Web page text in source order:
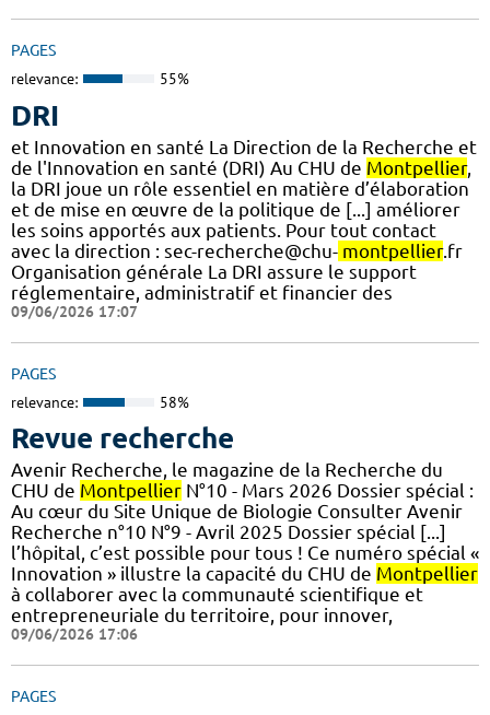
PAGES
relevance: 55%
DRI
et Innovation en santé La Direction de la Recherche et
de l'Innovation en santé (DRI) Au CHU de Montpellier,
la DRI joue un rôle essentiel en matière d’élaboration
et de mise en œuvre de la politique de [...] améliorer
les soins apportés aux patients. Pour tout contact
avec la direction : sec-recherche@chu- montpellier.fr
Organisation générale La DRI assure le support
réglementaire, administratif et financier des
09/06/2026 17:07
PAGES
relevance: 58%
Revue recherche
Avenir Recherche, le magazine de la Recherche du
CHU de Montpellier N°10 - Mars 2026 Dossier spécial :
Au cœur du Site Unique de Biologie Consulter Avenir
Recherche n°10 N°9 - Avril 2025 Dossier spécial [...]
l’hôpital, c’est possible pour tous ! Ce numéro spécial «
Innovation » illustre la capacité du CHU de Montpellier
à collaborer avec la communauté scientifique et
entrepreneuriale du territoire, pour innover,
09/06/2026 17:06
PAGES